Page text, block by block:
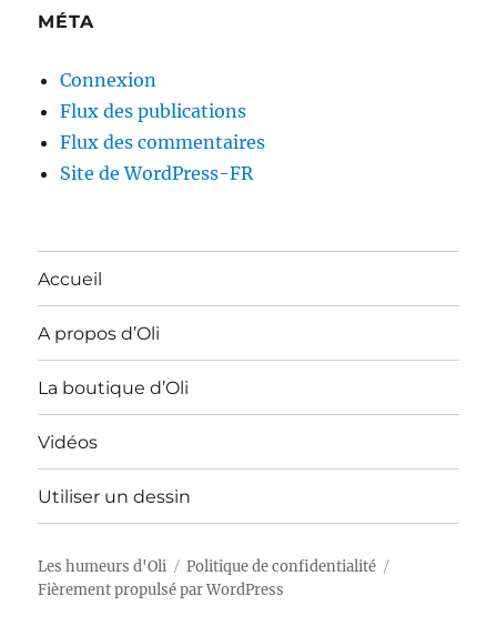
MÉTA
Connexion
Flux des publications
Flux des commentaires
Site de WordPress-FR
Accueil
A propos d’Oli
La boutique d’Oli
Vidéos
Utiliser un dessin
Les humeurs d'Oli
Politique de confidentialité
Fièrement propulsé par WordPress